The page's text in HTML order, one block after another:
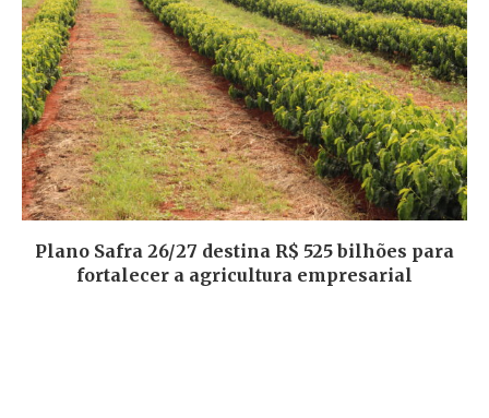
Plano Safra 26/27 destina R$ 525 bilhões para
fortalecer a agricultura empresarial